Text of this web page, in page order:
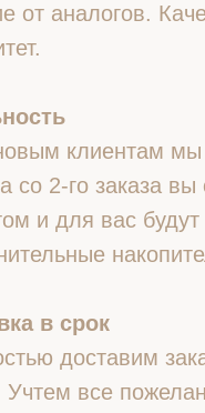
от аналогов.
клиентам мы
со 2-го заказа
и для вас будут
в срок
доставим
Учтем все